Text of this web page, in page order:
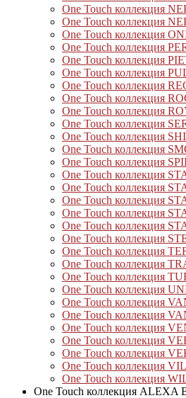
One Touch коллекция
One Touch коллекция
One Touch коллекция
One Touch коллекция
One Touch коллекция
One Touch коллекция
One Touch коллекция
One Touch коллекция
One Touch коллекция
One Touch коллекция
One Touch коллекция
One Touch коллекция
One Touch коллекция
One Touch коллекция
One Touch коллекция
One Touch коллекция
One Touch коллекция
One Touch коллекция
One Touch коллекция
One Touch коллекция
One Touch коллекция
One Touch коллекция
One Touch коллекция
One Touch коллекция
One Touch коллекция
One Touch коллекция
One Touch коллекция
One Touch коллекция
One Touch коллекция
One Touch коллекция
One Touch коллекция ALEXA